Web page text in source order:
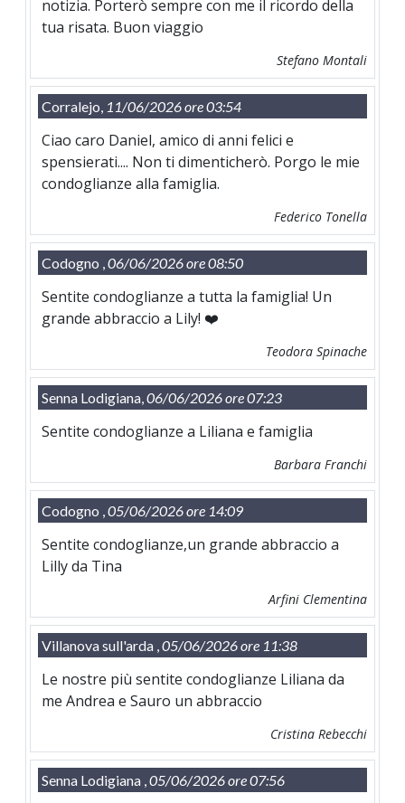
notizia. Porterò sempre con me il ricordo della
tua risata. Buon viaggio
Stefano Montali
Corralejo, 11/06/2026 ore 03:54
Ciao caro Daniel, amico di anni felici e
spensierati.... Non ti dimenticherò. Porgo le mie
condoglianze alla famiglia.
Federico Tonella
Codogno ,06/06/2026 ore 08:50
Sentite condoglianze a tutta la famiglia! Un
grande abbraccio a Lily! ❤️
Teodora Spinache
Senna Lodigiana,06/06/2026 ore 07:23
Sentite condoglianze a Liliana e famiglia
Barbara Franchi
Codogno ,05/06/2026 ore 14:09
Sentite condoglianze,un grande abbraccio a
Lilly da Tina
Arfini Clementina
Villanova sull'arda ,05/06/2026 ore 11:38
Le nostre più sentite condoglianze Liliana da
me Andrea e Sauro un abbraccio
Cristina Rebecchi
Senna Lodigiana ,05/06/2026 ore 07:56